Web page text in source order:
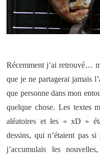
Récemment j’ai retrouvé…
que je ne partagerai jamais
que personne dans mon
quelque chose. Les textes
aléatoires et les « xD »
dessins, qui n’étaient pas
j’accumulais les